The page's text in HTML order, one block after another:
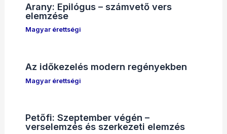
Arany: Epilógus – számvető vers
elemzése
Magyar érettségi
Az időkezelés modern regényekben
Magyar érettségi
Petőfi: Szeptember végén –
verselemzés és szerkezeti elemzés